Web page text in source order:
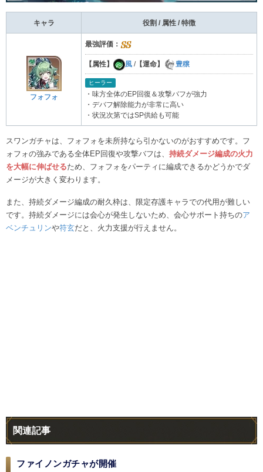
キャラ 役割 / 属性 / 特徴
フォフォ
最強評価：
【属性】 風 /【運命】 豊穣
ヒーラー
・味方全体のEP回復＆攻撃バフが強力
・デバフ解除能力が非常に高い
・状況次第ではSP供給も可能
スワンガチャは、フォフォを未所持なら引かないのがおすすめです。フ
ォフォの強みである全体EP回復や攻撃バフは、 持続ダメージ編成の火力
を大幅に伸ばせるため、フォフォをパーティに編成できるかどうかでダ
メージが大きく変わります。
また、持続ダメージ編成の耐久枠は、限定存護キャラでの代用が難しい
です。持続ダメージには会心が発生しないため、会心サポート持ちのア
ベンチュリンや符玄だと、火力支援が行えません。
関連記事
ファイノンガチャが開催